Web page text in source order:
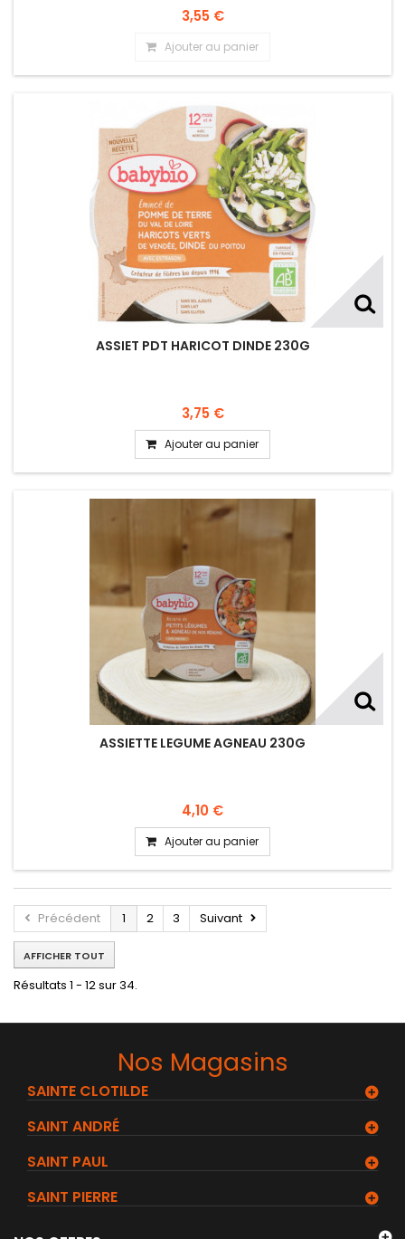
3,55 €
Ajouter au panier
ASSIET PDT HARICOT DINDE 230G
3,75 €
Ajouter au panier
ASSIETTE LEGUME AGNEAU 230G
4,10 €
Ajouter au panier
Précédent 1 2 3 Suivant
AFFICHER TOUT
Résultats 1 - 12 sur 34.
Nos Magasins
SAINTE CLOTILDE
SAINT ANDRÉ
SAINT PAUL
SAINT PIERRE